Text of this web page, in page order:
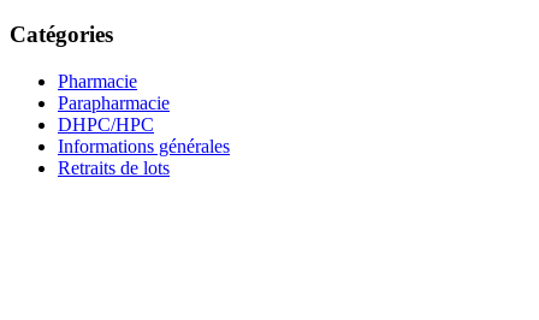
Catégories
Pharmacie
Parapharmacie
DHPC/HPC
Informations générales
Retraits de lots